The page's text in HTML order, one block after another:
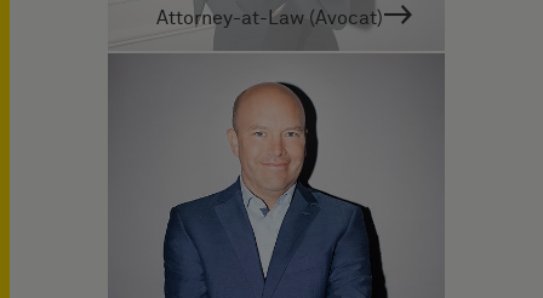
Attorney-at-Law (Avocat)